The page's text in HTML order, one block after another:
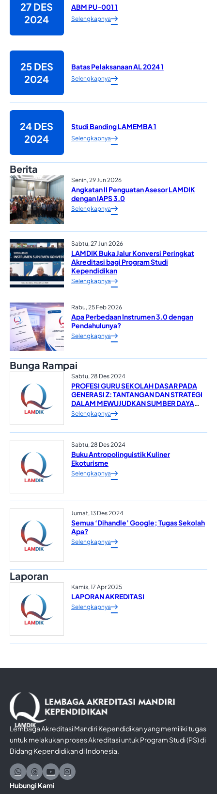
27 DES
2024
ABM PU-001 1
Selengkapnya
25 DES
2024
Batas Pelaksanaan AL 2024 1
Selengkapnya
24 DES
2024
Studi Banding LAMEMBA 1
Selengkapnya
Berita
Senin, 29 Jun 2026
Angkatan II Penguatan Asesor LAMDIK
dengan IAPS 3.0
Selengkapnya
Sabtu, 27 Jun 2026
LAMDIK Buka Jalur Konversi Peringkat
Akreditasi bagi Program Studi
Kependidikan
Selengkapnya
Rabu, 25 Feb 2026
Apa Perbedaan Instrumen 3.0 dengan
Pendahulunya?
Selengkapnya
Bunga Rampai
Sabtu, 28 Des 2024
PROFESI GURU SEKOLAH DASAR PADA
GENERASI Z: TANTANGAN DAN STRATEGI
DALAM MEWUJUDKAN SUMBER DAYA
MANUSIA YANG UNGGUL*
Selengkapnya
Sabtu, 28 Des 2024
Buku Antropolinguistik Kuliner
Ekoturisme
Selengkapnya
Jumat, 13 Des 2024
Semua ‘Dihandle’ Google; Tugas Sekolah
Apa?
Selengkapnya
Laporan
Kamis, 17 Apr 2025
LAPORAN AKREDITASI
Selengkapnya
Lembaga Akreditasi Mandiri Kependidikan yang memiliki tugas
untuk melakukan proses Akreditasi untuk Program Studi (PS) di
Bidang Kependidikan di Indonesia.
Hubungi Kami